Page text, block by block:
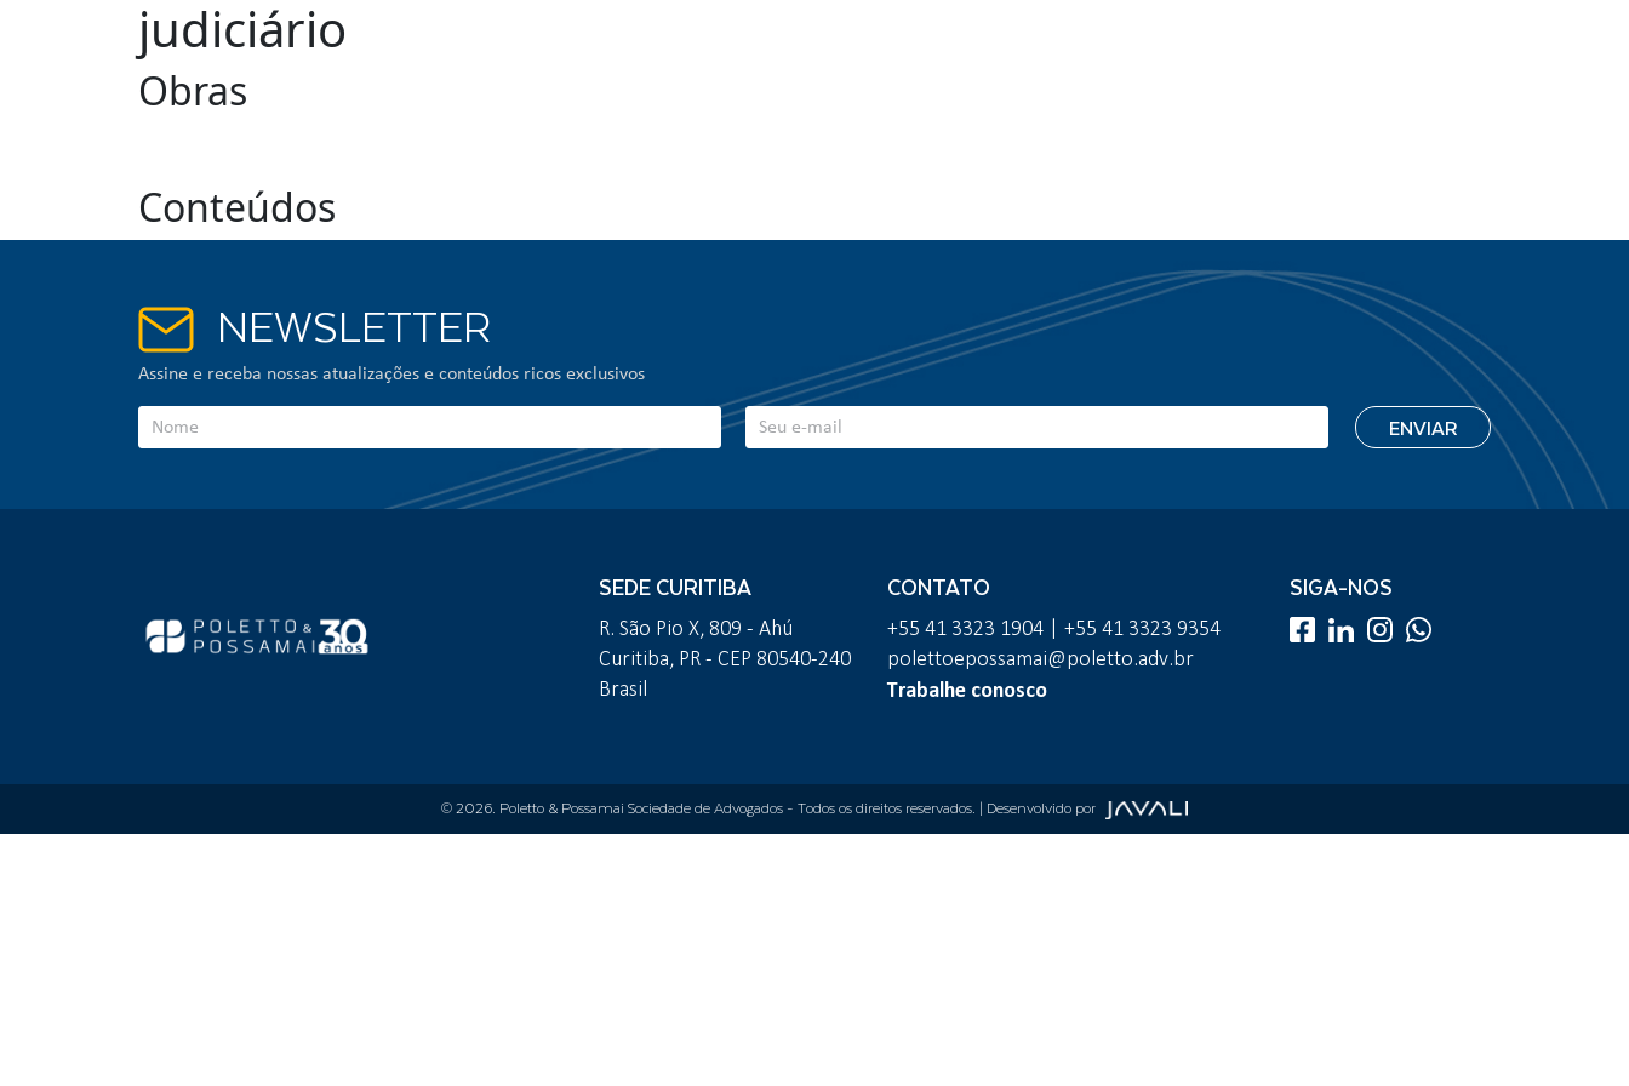
judiciário
Obras
Conteúdos
NEWSLETTER
Assine e receba nossas atualizações e conteúdos ricos exclusivos
SEDE CURITIBA
R. São Pio X, 809 - Ahú
Curitiba, PR - CEP 80540-240
Brasil
CONTATO
+55 41 3323 1904 | +55 41 3323 9354
polettoepossamai@poletto.adv.br
Trabalhe conosco
SIGA-NOS
© 2026. Poletto & Possamai Sociedade de Advogados - Todos os direitos reservados. | Desenvolvido por